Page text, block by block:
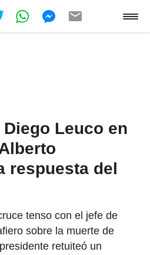
Diego Leuco en
respuesta del
tenso con el jefe de
sobre la muerte de
retuiteó un